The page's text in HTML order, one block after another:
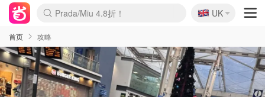
Prada/Miu 4.8折！
🇬🇧
UK
首页 攻略